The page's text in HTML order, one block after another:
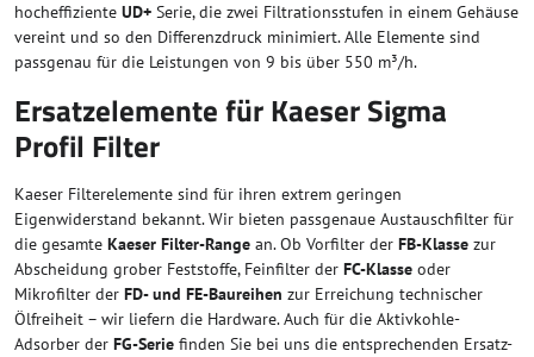
hocheffiziente UD+ Serie, die zwei Filtrationsstufen in einem Gehäuse
vereint und so den Differenzdruck minimiert. Alle Elemente sind
passgenau für die Leistungen von 9 bis über 550 m³/h.
Ersatzelemente für Kaeser Sigma
Profil Filter
Kaeser Filterelemente sind für ihren extrem geringen
Eigenwiderstand bekannt. Wir bieten passgenaue Austauschfilter für
die gesamte Kaeser Filter-Range an. Ob Vorfilter der FB-Klasse zur
Abscheidung grober Feststoffe, Feinfilter der FC-Klasse oder
Mikrofilter der FD- und FE-Baureihen zur Erreichung technischer
Ölfreiheit – wir liefern die Hardware. Auch für die Aktivkohle-
Adsorber der FG-Serie finden Sie bei uns die entsprechenden Ersatz-